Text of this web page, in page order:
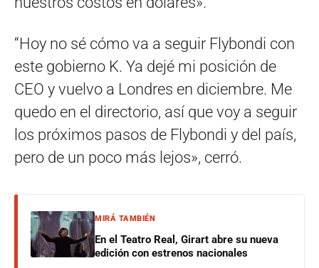
“Hoy no sé cómo va a seguir Flybondi con
este gobierno K. Ya dejé mi posición de
CEO y vuelvo a Londres en diciembre. Me
quedo en el directorio, así que voy a seguir
los próximos pasos de Flybondi y del país,
pero de un poco más lejos», cerró.
MIRÁ TAMBIÉN
En el Teatro Real, Girart abre su nueva
edición con estrenos nacionales